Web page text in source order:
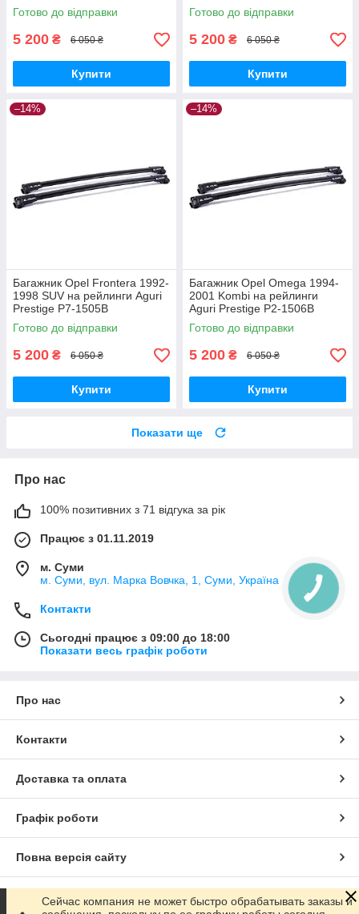
Готово до відправки
5 200 ₴ 6 050 ₴
Купити
Готово до відправки
5 200 ₴ 6 050 ₴
Купити
–14%
Багажник Opel Frontera 1992-
1998 SUV на рейлинги Aguri
Prestige P7-1505B
Готово до відправки
5 200 ₴ 6 050 ₴
Купити
–14%
Багажник Opel Omega 1994-
2001 Kombi на рейлинги
Aguri Prestige P2-1506B
Готово до відправки
5 200 ₴ 6 050 ₴
Купити
Показати ще
Про нас
100% позитивних з 71 відгука за рік
Працює з 01.11.2019
м. Суми
м. Суми, вул. Марка Вовчка, 1, Суми, Україна
Контакти
Сьогодні працює з 09:00 до 18:00
Показати весь графік роботи
Про нас
Контакти
Доставка та оплата
Графік роботи
Повна версія сайту
Сайт створено на маркетплейсі Prom.ua
Сейчас компания не может быстро обрабатывать заказы и